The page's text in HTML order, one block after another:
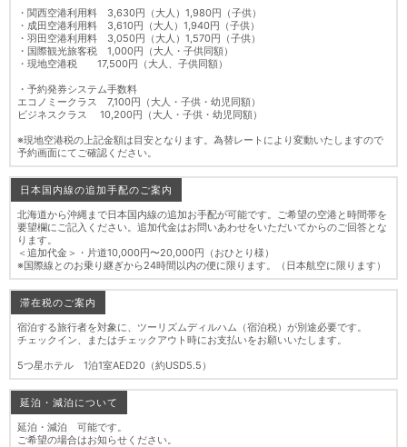
・関西空港利用料 3,630円（大人）1,980円（子供）
・成田空港利用料 3,610円（大人）1,940円（子供）
・羽田空港利用料 3,050円（大人）1,570円（子供）
・国際観光旅客税 1,000円（大人・子供同額）
・現地空港税 17,500円（大人、子供同額）
・予約発券システム手数料
エコノミークラス 7,100円（大人・子供・幼児同額）
ビジネスクラス 10,200円（大人・子供・幼児同額）
※現地空港税の上記金額は目安となります。為替レートにより変動いたしますので
予約画面にてご確認ください。
日本国内線の追加手配のご案内
北海道から沖縄まで日本国内線の追加お手配が可能です。ご希望の空港と時間帯を
要望欄にご記入ください。追加代金はお問いあわせをいただいてからのご回答とな
ります。
＜追加代金＞・片道10,000円〜20,000円（おひとり様）
※国際線とのお乗り継ぎから24時間以内の便に限ります。（日本航空に限ります）
滞在税のご案内
宿泊する旅行者を対象に、ツーリズムディルハム（宿泊税）が別途必要です。
チェックイン、またはチェックアウト時にお支払いをお願いいたします。
5つ星ホテル 1泊1室AED20（約USD5.5）
延泊・減泊について
延泊・減泊 可能です。
ご希望の場合はお知らせください。